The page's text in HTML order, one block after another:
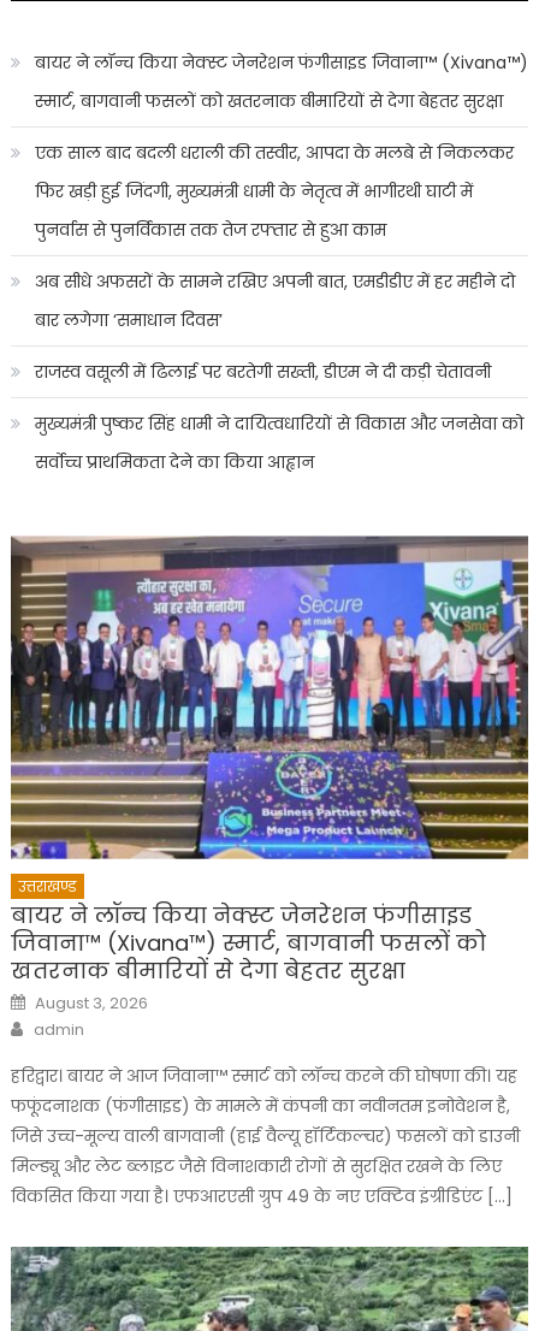
बायर ने लॉन्च किया नेक्स्ट जेनरेशन फंगीसाइड जिवाना™️ (Xivana™️)
स्मार्ट, बागवानी फसलों को खतरनाक बीमारियों से देगा बेहतर सुरक्षा
एक साल बाद बदली धराली की तस्वीर, आपदा के मलबे से निकलकर
फिर खड़ी हुई जिंदगी, मुख्यमंत्री धामी के नेतृत्व में भागीरथी घाटी में
पुनर्वास से पुनर्विकास तक तेज रफ्तार से हुआ काम
अब सीधे अफसरों के सामने रखिए अपनी बात, एमडीडीए में हर महीने दो
बार लगेगा ‘समाधान दिवस’
राजस्व वसूली में ढिलाई पर बरतेगी सख्ती, डीएम ने दी कड़ी चेतावनी
मुख्यमंत्री पुष्कर सिंह धामी ने दायित्वधारियों से विकास और जनसेवा को
सर्वोच्च प्राथमिकता देने का किया आह्वान
उत्तराखण्ड
बायर ने लॉन्च किया नेक्स्ट जेनरेशन फंगीसाइड
जिवाना™️ (Xivana™️) स्मार्ट, बागवानी फसलों को
खतरनाक बीमारियों से देगा बेहतर सुरक्षा
Posted
on
August 3, 2026
Author
admin
हरिद्वार। बायर ने आज जिवाना™️ स्मार्ट को लॉन्च करने की घोषणा की। यह
फफूंदनाशक (फंगीसाइड) के मामले में कंपनी का नवीनतम इनोवेशन है,
जिसे उच्च-मूल्य वाली बागवानी (हाई वैल्यू हॉर्टिकल्चर) फसलों को डाउनी
मिल्ड्यू और लेट ब्लाइट जैसे विनाशकारी रोगों से सुरक्षित रखने के लिए
विकसित किया गया है। एफआरएसी ग्रुप 49 के नए एक्टिव इंग्रीडिएंट […]